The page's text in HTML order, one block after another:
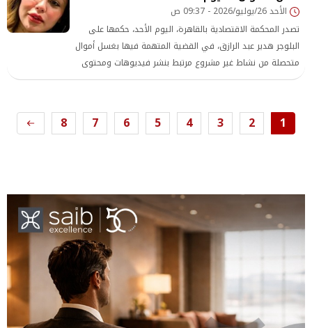
الأحد 26/يوليو/2026 - 09:37 ص
تصدر المحكمة الاقتصادية بالقاهرة، اليوم الأحد، حكمها على
البلوجر هدير عبد الرازق، في القضية المتهمة فيها بغسل أموال
متحصلة من نشاط غير مشروع مرتبط بنشر فيديوهات ومحتوى
مخالف للآداب العامة.
1
2
3
4
5
6
7
8